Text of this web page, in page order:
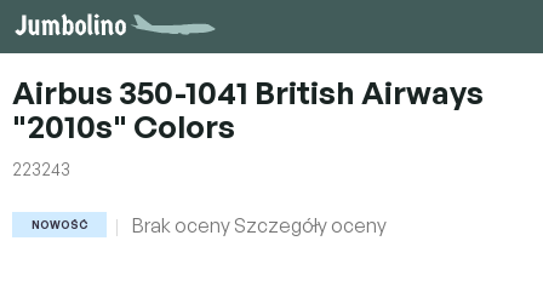
Przejść
do
Airbus 350-1041 British Airways
"2010s" Colors
223243
NOWOŚĆ
Średnia
Brak oceny Szczegóły oceny